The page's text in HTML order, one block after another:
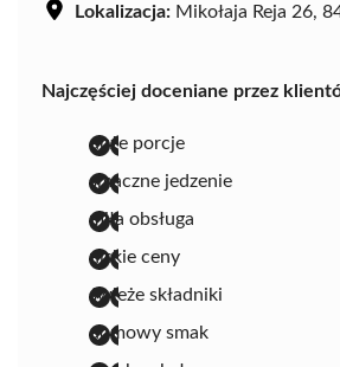
Lokalizacja: Mikołaja Reja 26,
Najczęściej doceniane przez
duże porcje
smaczne jedzenie
miła obsługa
niskie ceny
świeże składniki
domowy smak